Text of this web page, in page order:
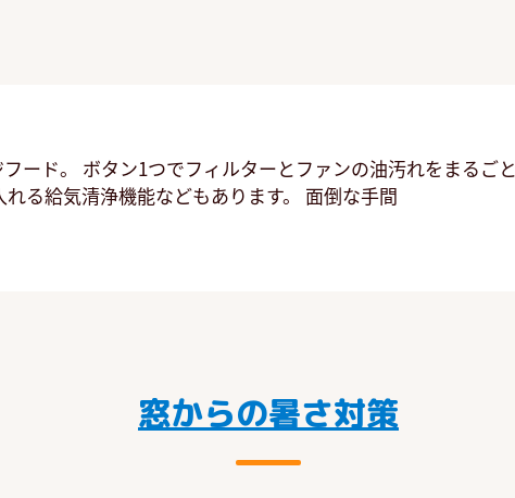
ード。 ボタン1つでフィルターとファンの油汚れをまるご
る給気清浄機能などもあります。 面倒な手間
窓からの暑さ対策